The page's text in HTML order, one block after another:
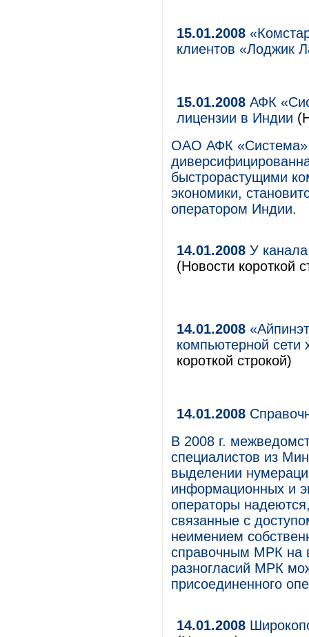
15.01.2008
клиентов «Лоджик
15.01.2008 АФК
лицензии в Индии
ОАО АФК
быстрорастущими
экономики,
оператором Индии.
14.01.2008 У
(Новости короткой
14.01.2008
компьютерной сети
короткой строкой)
14.01.2008
В 2008 г.
специалистов из
выделении
информационных и
операторы
связанные с
неимением
справочным МРК на
разногласий МРК
присоединенного
14.01.2008